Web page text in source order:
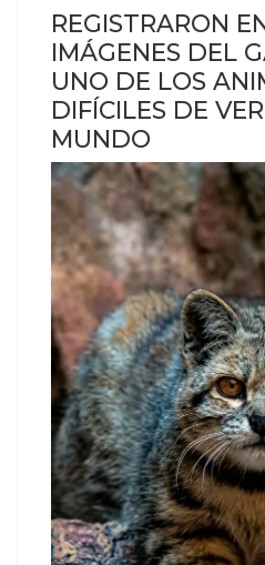
REGISTRARON
IMÁGENES DEL
UNO DE LOS
DIFÍCILES DE
MUNDO